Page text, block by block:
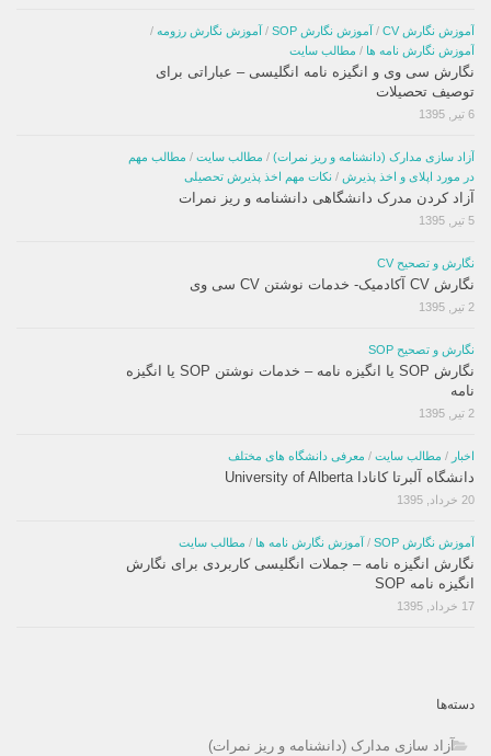
آموزش نگارش CV / آموزش نگارش SOP / آموزش نگارش رزومه /
آموزش نگارش نامه ها / مطالب سایت
نگارش سی وی و انگیزه نامه انگلیسی – عباراتی برای
توصیف تحصیلات
6 تیر, 1395
آزاد سازی مدارک (دانشنامه و ریز نمرات) / مطالب سایت / مطالب مهم
در مورد اپلای و اخذ پذیرش / نکات مهم اخذ پذیرش تحصیلی
آزاد کردن مدرک دانشگاهی دانشنامه و ریز نمرات
5 تیر, 1395
نگارش و تصحیح CV
نگارش CV آکادمیک- خدمات نوشتن CV سی وی
2 تیر, 1395
نگارش و تصحیح SOP
نگارش SOP یا انگیزه نامه – خدمات نوشتن SOP یا انگیزه
نامه
2 تیر, 1395
اخبار / مطالب سایت / معرفی دانشگاه های مختلف
دانشگاه آلبرتا کانادا University of Alberta
20 خرداد, 1395
آموزش نگارش SOP / آموزش نگارش نامه ها / مطالب سایت
نگارش انگیزه نامه – جملات انگلیسی کاربردی برای نگارش
انگیزه نامه SOP
17 خرداد, 1395
دسته‌ها
آزاد سازی مدارک (دانشنامه و ریز نمرات)